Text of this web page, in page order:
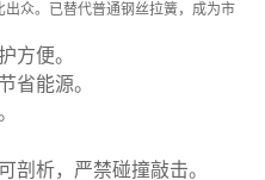
众。 已替代普通钢丝拉簧，成为市
方便。
省能源。
剖析，严禁碰撞敲击。